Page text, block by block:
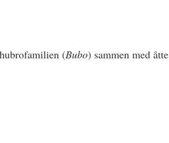
(Bubo) sammen med åtte